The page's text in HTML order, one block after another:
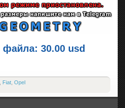
30.00 usd
Fiat Opel